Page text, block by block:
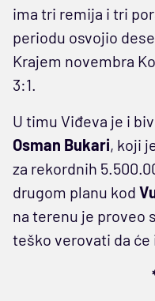
ima tri remija i tri
periodu osvojio
Krajem novembra
3:1.
U timu Viđeva je i
Osman Bukari, koji
za rekordnih
drugom planu kod
na terenu je proveo
teško verovati da